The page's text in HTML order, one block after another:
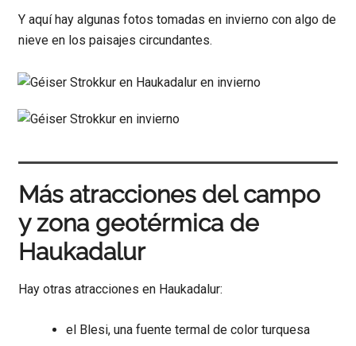
Y aquí hay algunas fotos tomadas en invierno con algo de
nieve en los paisajes circundantes.
Más atracciones del campo
y zona geotérmica de
Haukadalur
Hay otras atracciones en Haukadalur:
el Blesi, una fuente termal de color turquesa